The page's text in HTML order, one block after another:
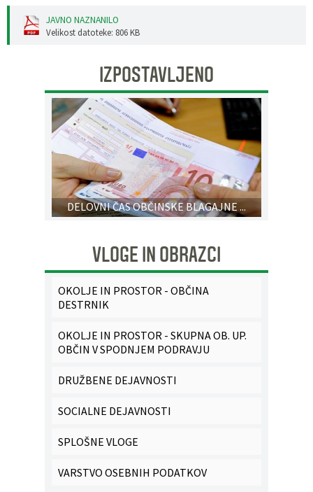
JAVNO NAZNANILO
Velikost datoteke: 806 KB
IZPOSTAVLJENO
DELOVNI ČAS OBČINSKE BLAGAJNE ...
VLOGE IN OBRAZCI
OKOLJE IN PROSTOR - OBČINA
DESTRNIK
OKOLJE IN PROSTOR - SKUPNA OB. UP.
OBČIN V SPODNJEM PODRAVJU
DRUŽBENE DEJAVNOSTI
SOCIALNE DEJAVNOSTI
SPLOŠNE VLOGE
VARSTVO OSEBNIH PODATKOV